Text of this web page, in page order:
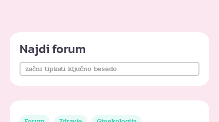
Najdi forum